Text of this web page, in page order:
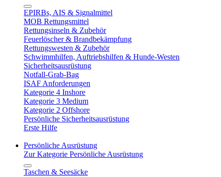
EPIRBs, AIS & Signalmittel
MOB Rettungsmittel
Rettungsinseln & Zubehör
Feuerlöscher & Brandbekämpfung
Rettungswesten & Zubehör
Schwimmhilfen, Auftriebshilfen & Hunde-Westen
Sicherheitsausrüstung
Notfall-Grab-Bag
ISAF Anforderungen
Kategorie 4 Inshore
Kategorie 3 Medium
Kategorie 2 Offshore
Persönliche Sicherheitsausrüstung
Erste Hilfe
Persönliche Ausrüstung
Zur Kategorie Persönliche Ausrüstung
Taschen & Seesäcke